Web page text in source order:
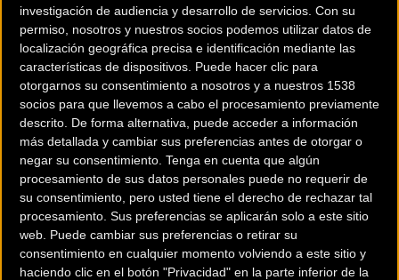
investigación de audiencia y desarrollo de servicios. Con su
permiso, nosotros y nuestros socios podemos utilizar datos de
localización geográfica precisa e identificación mediante las
características de dispositivos. Puede hacer clic para
otorgarnos su consentimiento a nosotros y a nuestros 1538
socios para que llevemos a cabo el procesamiento previamente
descrito. De forma alternativa, puede acceder a información
más detallada y cambiar sus preferencias antes de otorgar o
negar su consentimiento. Tenga en cuenta que algún
procesamiento de sus datos personales puede no requerir de
su consentimiento, pero usted tiene el derecho de rechazar tal
procesamiento. Sus preferencias se aplicarán solo a este sitio
web. Puede cambiar sus preferencias o retirar su
consentimiento en cualquier momento volviendo a este sitio y
haciendo clic en el botón "Privacidad" en la parte inferior de la
Noticia deciclismopublicada elmartes, 21 de febrero
de 2017a las09:17hen la sección deMaterial
Os informamos que queriendo garantizar un servicio de
calidad y la seguridad de los usuarios, Look ha decidido
realizar un reemplazo voluntario de la abrazadera de la
potencia Aerostem que se encuentra en los modelos 695
Light, 695 Aerolight a partir de la gama 2014 y el modelo
795 Light y 795 Aerolight a partir del 2015.